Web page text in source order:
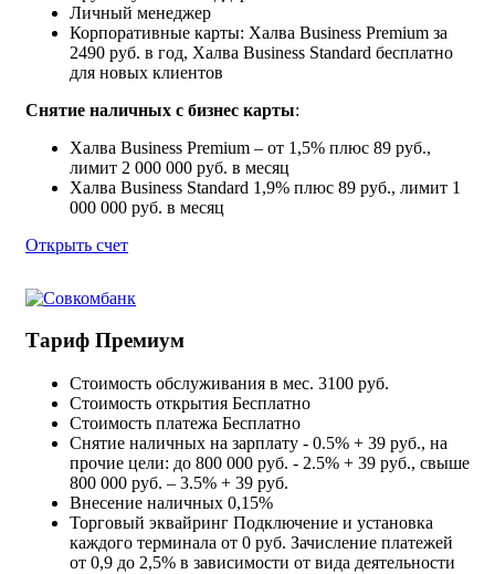
Личный менеджер
Корпоративные карты: Халва Business Premium за
2490 руб. в год, Халва Business Standard бесплатно
для новых клиентов
Снятие наличных с бизнес карты:
Халва Business Premium – от 1,5% плюс 89 руб.,
лимит 2 000 000 руб. в месяц
Халва Business Standard 1,9% плюс 89 руб., лимит 1
000 000 руб. в месяц
Открыть счет
Тариф Премиум
Стоимость обслуживания в мес. 3100 руб.
Стоимость открытия Бесплатно
Стоимость платежа Бесплатно
Снятие наличных на зарплату - 0.5% + 39 руб., на
прочие цели: до 800 000 руб. - 2.5% + 39 руб., свыше
800 000 руб. – 3.5% + 39 руб.
Внесение наличных 0,15%
Торговый эквайринг Подключение и установка
каждого терминала от 0 руб. Зачисление платежей
от 0,9 до 2,5% в зависимости от вида деятельности